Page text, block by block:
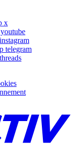
x
telegram